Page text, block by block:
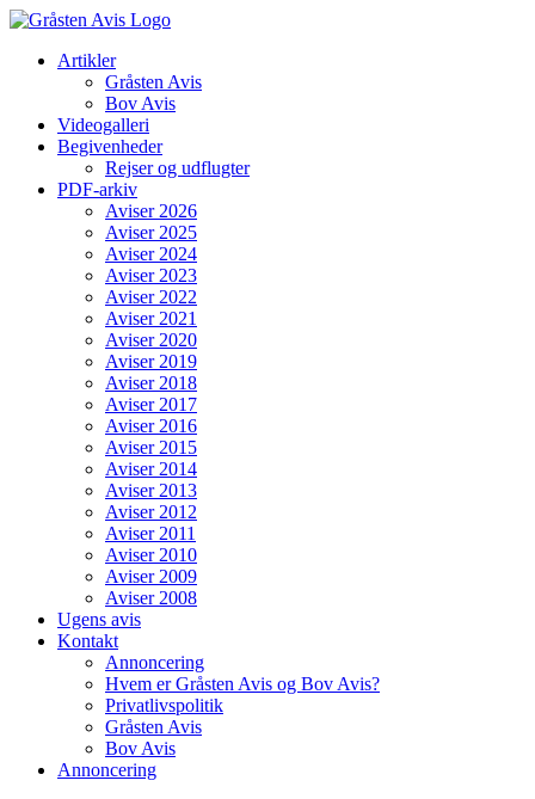
Skip
contentArtikler
Gråsten Avis
Bov Avis
Videogalleri
Begivenheder
Rejser og udflugter
PDF-arkiv
Aviser 2026
Aviser 2025
Aviser 2024
Aviser 2023
Aviser 2022
Aviser 2021
Aviser 2020
Aviser 2019
Aviser 2018
Aviser 2017
Aviser 2016
Aviser 2015
Aviser 2014
Aviser 2013
Aviser 2012
Aviser 2011
Aviser 2010
Aviser 2009
Aviser 2008
Ugens avis
Kontakt
Annoncering
Hvem er Gråsten Avis og Bov Avis?
Privatlivspolitik
Gråsten Avis
Bov Avis
Annoncering